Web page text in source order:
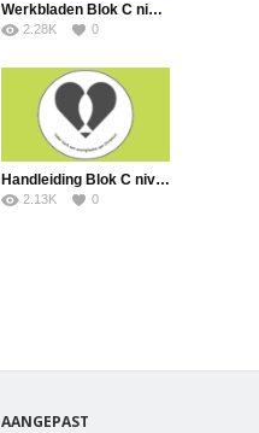
Werkbladen Blok C nivo 3
2.28K 0
Handleiding Blok C nivo 3 (16-18)
2.13K 0
AANGEPAST